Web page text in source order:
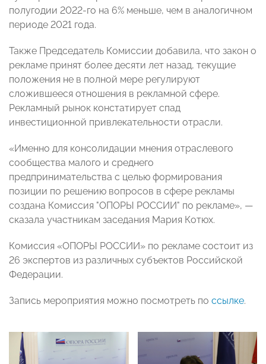
полугодии 2022-го на 6% меньше, чем в аналогичном
периоде 2021 года.
Также Председатель Комиссии добавила, что закон о
рекламе принят более десяти лет назад, текущие
положения не в полной мере регулируют
сложившееся отношения в рекламной сфере.
Рекламный рынок констатирует спад
инвестиционной привлекательности отрасли.
«Именно для консолидации мнения отраслевого
сообщества малого и среднего
предпринимательства с целью формирования
позиции по решению вопросов в сфере рекламы
создана Комиссия "ОПОРЫ РОССИИ" по рекламе», —
сказала участникам заседания Мария Котюх.
Комиссия «ОПОРЫ РОССИИ» по рекламе состоит из
26 экспертов из различных субъектов Российской
Федерации.
Запись мероприятия можно посмотреть по ссылке.